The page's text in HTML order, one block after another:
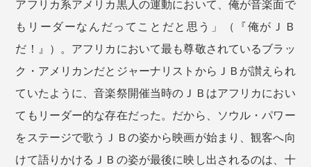
アフリカ系アメリカ黒人の運動において、俺が音楽面で
もリーダーなんだってことだと思う」（『俺がＪＢ
だ！』）。アフリカにおいて最も尊敬されているブラッ
ク・アメリカンだとジャーナリストからＪＢが讃えられ
ていたように、音楽祭開催当時のＪＢはアフリカにおい
てもリーダー的な存在だった。だから、ソウル・パワー
をステージで歌うＪＢの姿から映画が始まり、観客へ向
けて語りかけるＪＢの姿が最後に映し出されるのは、十